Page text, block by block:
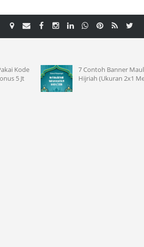
7 Contoh Banner Maulid Nabi 1448
Hijriah (Ukuran 2x1 Meter)